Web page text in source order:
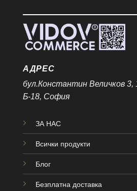
АДРЕС
бул.Константин Величков 3,
Б-18, София
ЗА НАС
Всички продукти
Блог
Безплатна доставка